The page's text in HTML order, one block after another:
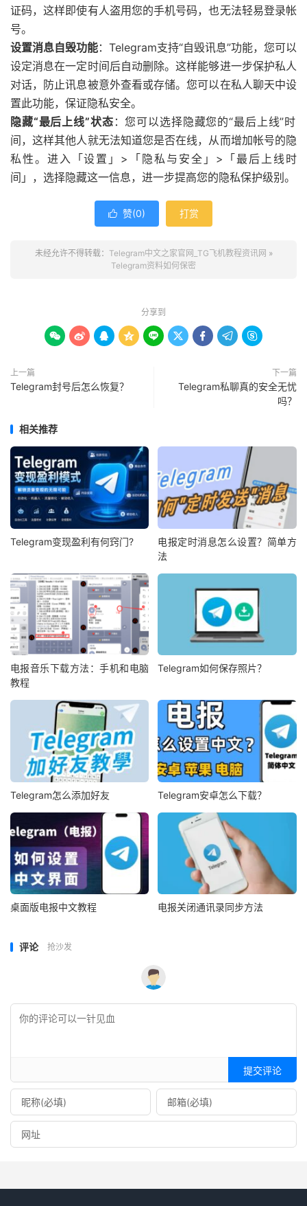
证码，这样即使有人盗用您的手机号码，也无法轻易登录帐
号。
设置消息自毁功能：Telegram支持“自毁讯息”功能，您可以
设定消息在一定时间后自动删除。这样能够进一步保护私人
对话，防止讯息被意外查看或存储。您可以在私人聊天中设
置此功能，保证隐私安全。
隐藏“最后上线”状态 ：您可以选择隐藏您的“最后上线”时
间，这样其他人就无法知道您是否在线，从而增加帐号的隐
私性。进入「设置」>「隐私与安全」>「最后上线时
间」，选择隐藏这一信息，进一步提高您的隐私保护级别。
 赞(0) 打赏
未经允许不得转载： Telegram中文之家官网_TG飞机教程资讯网 »
Telegram资料如何保密
分享到
        
上一篇
Telegram封号后怎么恢复？
下一篇
Telegram私聊真的安全无忧
吗？
相关推荐
Telegram变现盈利有何窍门?
电报定时消息怎么设置？简单方
法
电报音乐下载方法：手机和电脑
教程
Telegram如何保存照片？
Telegram怎么添加好友 Telegram安卓怎么下载？
桌面版电报中文教程 电报关闭通讯录同步方法
评论 抢沙发
提交评论